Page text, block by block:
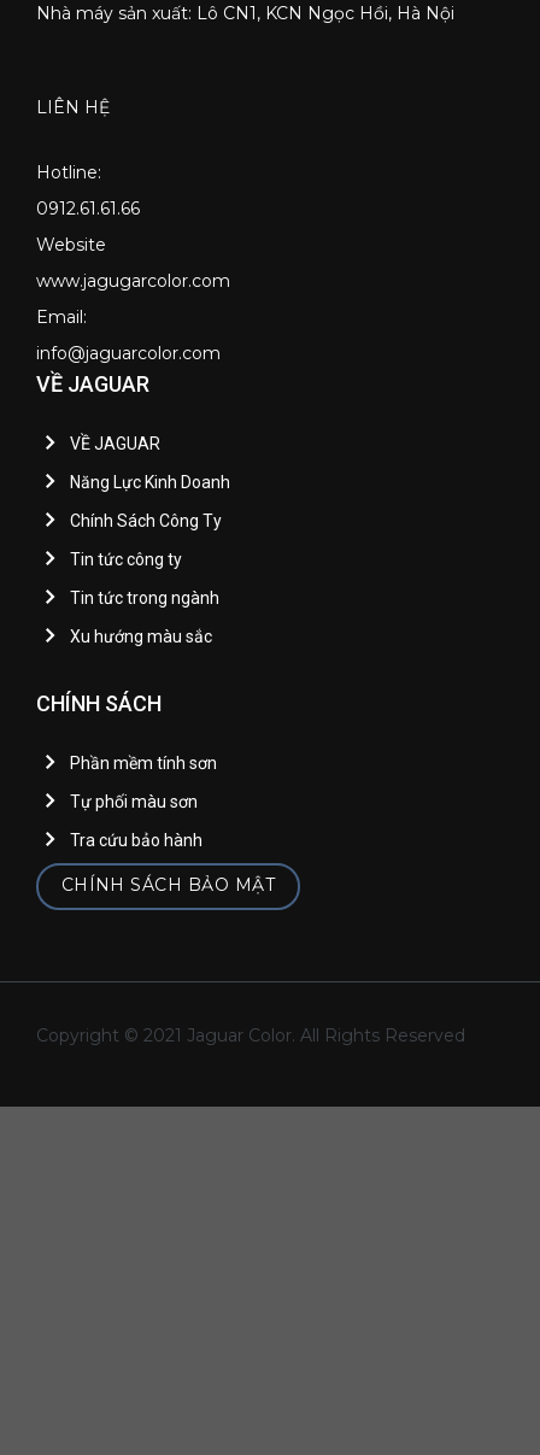
Nhà máy sản xuất: Lô CN1, KCN Ngọc Hồi, Hà Nội
LIÊN HỆ
Hotline:
0912.61.61.66
Website
www.jagugarcolor.com
Email:
info@jaguarcolor.com
VỀ JAGUAR
VỀ JAGUAR
Năng Lực Kinh Doanh
Chính Sách Công Ty
Tin tức công ty
Tin tức trong ngành
Xu hướng màu sắc
CHÍNH SÁCH
Phần mềm tính sơn
Tự phối màu sơn
Tra cứu bảo hành
CHÍNH SÁCH BẢO MẬT
Copyright © 2021 Jaguar Color. All Rights Reserved